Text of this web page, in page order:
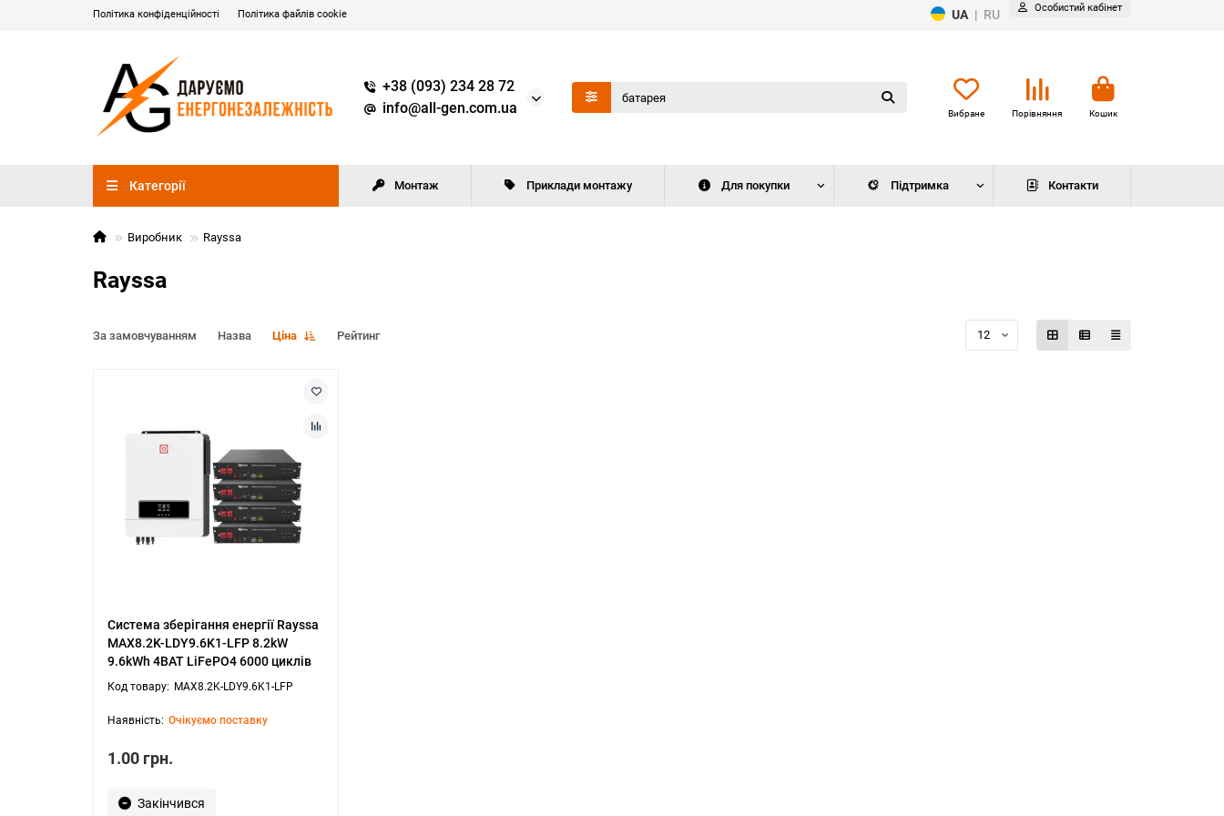
Політика конфіденційності Політика файлів cookie UA | RU Особистий кабінет
+38 (093) 234 28 72
info@all-gen.com.ua
Вибране Порівняння Кошик
Категорії Монтаж Приклади монтажу Для покупки Підтримка Контакти
Виробник Rayssa
Rayssa
За замовчуванням Назва Ціна Рейтинг
Система зберігання енергії Rayssa
MAX8.2K-LDY9.6K1-LFP 8.2kW
9.6kWh 4BAT LiFePO4 6000 циклів
MAX8.2K-LDY9.6K1-LFP
Очікуємо поставку
1.00 грн.
Закінчився